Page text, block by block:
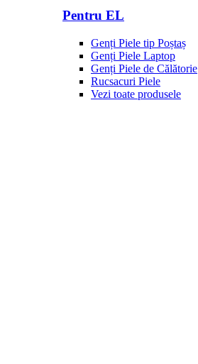
Pentru EL
Genți Piele tip Poștaș
Genți Piele Laptop
Genți Piele de Călătorie
Rucsacuri Piele
Vezi toate produsele